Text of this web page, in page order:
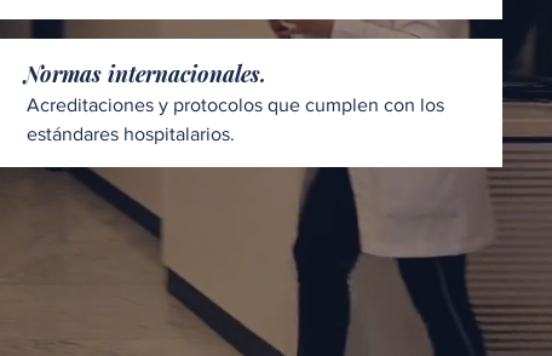
Normas internacionales.
Acreditaciones y protocolos que cumplen con los
estándares hospitalarios.